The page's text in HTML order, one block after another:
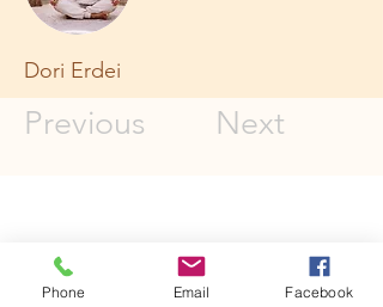
Dori Erdei
Previous Next
KONTAKT
Phone Email Facebook